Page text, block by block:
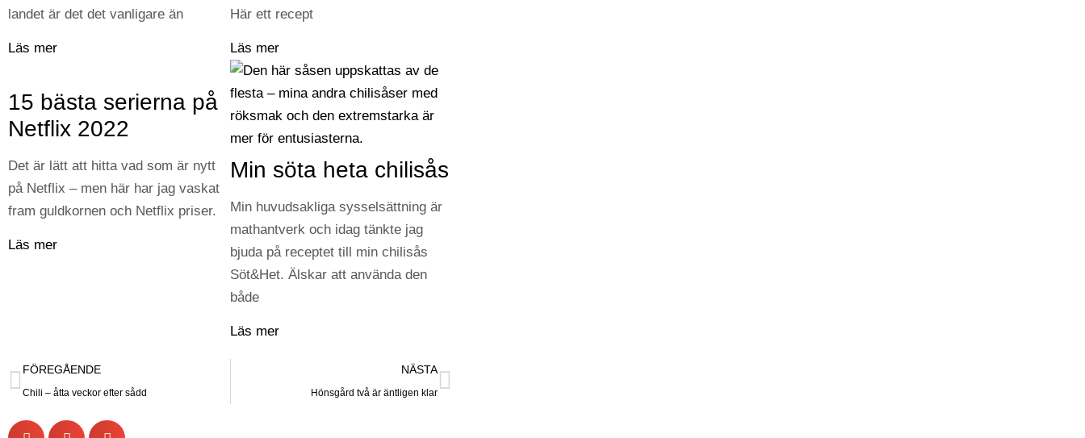
landet är det det vanligare än
Läs mer
Här ett recept
Läs mer
15 bästa serierna på
Netflix 2022
Det är lätt att hitta vad som är nytt
på Netflix – men här har jag vaskat
fram guldkornen och Netflix priser.
Läs mer
Min söta heta chilisås
Min huvudsakliga sysselsättning är
mathantverk och idag tänkte jag
bjuda på receptet till min chilisås
Söt&Het. Älskar att använda den
både
Läs mer
FÖREGÅENDE
Chili – åtta veckor efter sådd
NÄSTA
Hönsgård två är äntligen klar